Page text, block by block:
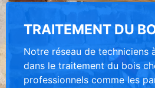
TRAITEMENT DU
Notre réseau de techniciens
dans le traitement du bois
professionnels comme les